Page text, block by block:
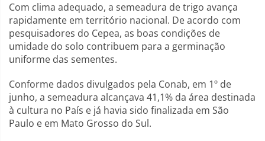
Com clima adequado, a semeadura de trigo avança
rapidamente em território nacional. De acordo com
pesquisadores do Cepea, as boas condições de
umidade do solo contribuem para a germinação
uniforme das sementes.
Conforme dados divulgados pela Conab, em 1º de
junho, a semeadura alcançava 41,1% da área destinada
à cultura no País e já havia sido finalizada em São
Paulo e em Mato Grosso do Sul.